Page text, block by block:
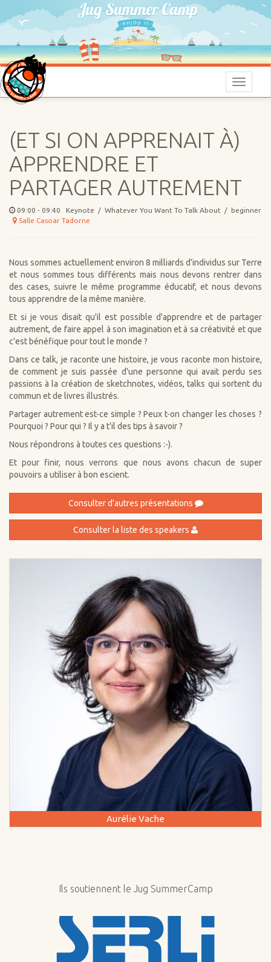
Menu
(ET SI ON APPRENAIT À)
APPRENDRE ET
PARTAGER AUTREMENT
09:00 - 09:40 Keynote / Whatever You Want To Talk About / beginner
Salle Casoar Tadorne
Nous sommes actuellement environ 8 milliards d’individus sur Terre
et nous sommes tous différents mais nous devons rentrer dans
des cases, suivre le même programme éducatif, et nous devons
tous apprendre de la même manière.
Et si je vous disait qu'il est possible d'apprendre et de partager
autrement, de faire appel à son imagination et à sa créativité et que
c'est bénéfique pour tout le monde ?
Dans ce talk, je raconte une histoire, je vous raconte mon histoire,
de comment je suis passée d'une personne qui avait perdu ses
passions à la création de sketchnotes, vidéos, talks qui sortent du
commun et de livres illustrés.
Partager autrement est-ce simple ? Peux t-on changer les choses ?
Pourquoi ? Pour qui ? Il y a t'il des tips à savoir ?
Nous répondrons à toutes ces questions :-).
Et pour finir, nous verrons que nous avons chacun de super
pouvoirs a utiliser à bon escient.
Consulter d'autres présentations
Consulter la liste des speakers
Aurélie Vache
Ils soutiennent le Jug SummerCamp